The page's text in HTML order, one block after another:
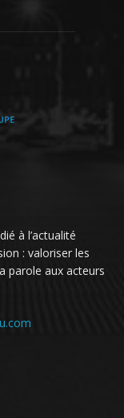
à l’actualité
: valoriser les
parole aux acteurs